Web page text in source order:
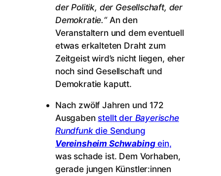
der Politik, der Gesellschaft, der
Demokratie.“An den
Veranstaltern und dem eventuell
etwas erkalteten Draht zum
Zeitgeist wird’s nicht liegen, eher
noch sind Gesellschaft und
Demokratie kaputt.
Nach zwölf Jahren und 172
Ausgaben stellt der Bayerische
Rundfunkdie Sendung
Vereinsheim Schwabingein,
was schade ist. Dem Vorhaben,
gerade jungen Künstler:innen